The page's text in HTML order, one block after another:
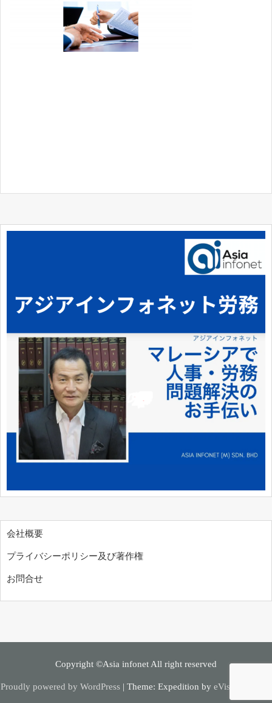
会社概要
プライバシーポリシー及び著作権
お問合せ
Copyright ©Asia infonet All right reserved
Proudly powered by WordPress | Theme: Expedition by eVisionThemes